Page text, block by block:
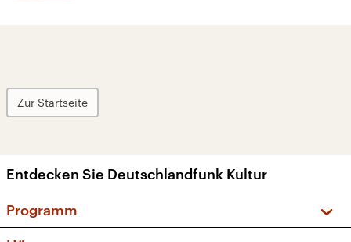
Zur Startseite
Entdecken Sie Deutschlandfunk Kultur
Programm